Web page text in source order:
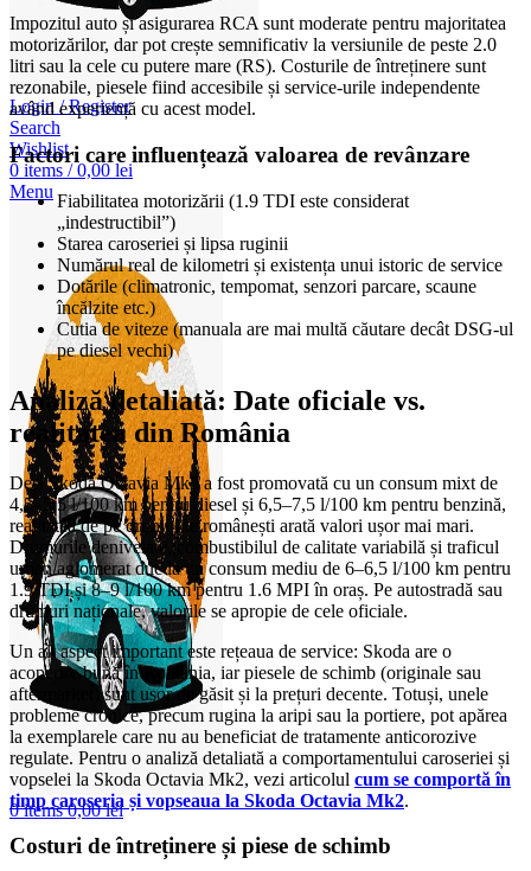
Login / Register
Search
Wishlist
0 items / 0,00 lei
Menu
0items 0,00lei
Impozitul auto și asigurarea RCA sunt moderate pentru majoritatea
motorizărilor, dar pot crește semnificativ la versiunile de peste 2.0
litri sau la cele cu putere mare (RS). Costurile de întreținere sunt
rezonabile, piesele fiind accesibile și service-urile independente
având experiență cu acest model.
Factori care influențează valoarea de revânzare
Fiabilitatea motorizării (1.9 TDI este considerat
„indestructibil”)
Starea caroseriei și lipsa ruginii
Numărul real de kilometri și existența unui istoric de service
Dotările (climatronic, tempomat, senzori parcare, scaune
încălzite etc.)
Cutia de viteze (manuala are mai multă căutare decât DSG-ul
pe diesel vechi)
Analiză detaliată: Date oficiale vs.
realitatea din România
Deși Skoda Octavia Mk2 a fost promovată cu un consum mixt de
4,5–5,5 l/100 km pentru diesel și 6,5–7,5 l/100 km pentru benzină,
realitatea de pe drumurile românești arată valori ușor mai mari.
Drumurile denivelate, combustibilul de calitate variabilă și traficul
urban aglomerat duc la un consum mediu de 6–6,5 l/100 km pentru
1.9 TDI și 8–9 l/100 km pentru 1.6 MPI în oraș. Pe autostradă sau
drumuri naționale, valorile se apropie de cele oficiale.
Un alt aspect important este rețeaua de service: Skoda are o
acoperire bună în România, iar piesele de schimb (originale sau
aftermarket) sunt ușor de găsit și la prețuri decente. Totuși, unele
probleme cronice, precum rugina la aripi sau la portiere, pot apărea
la exemplarele care nu au beneficiat de tratamente anticorozive
regulate. Pentru o analiză detaliată a comportamentului caroseriei și
vopselei la Skoda Octavia Mk2, vezi articolul cum se comportă în
timp caroseria și vopseaua la Skoda Octavia Mk2.
Costuri de întreținere și piese de schimb